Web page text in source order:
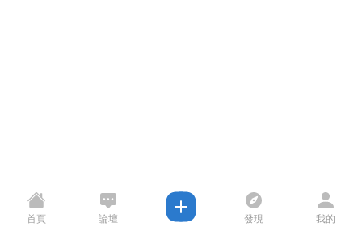
首頁 論壇 發現 我的